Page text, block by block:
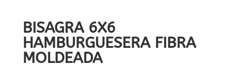
BISAGRA 6X6
HAMBURGUESERA FIBRA
MOLDEADA